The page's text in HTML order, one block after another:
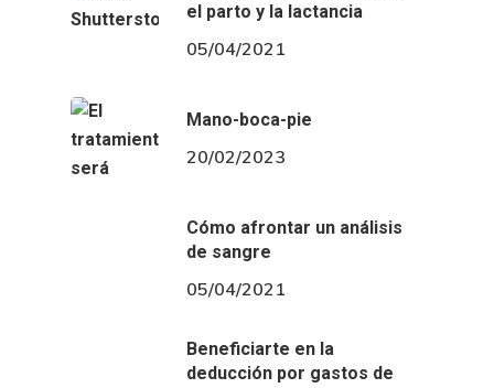
el parto y la lactancia
05/04/2021
Mano-boca-pie
20/02/2023
Cómo afrontar un análisis
de sangre
05/04/2021
Beneficiarte en la
deducción por gastos de